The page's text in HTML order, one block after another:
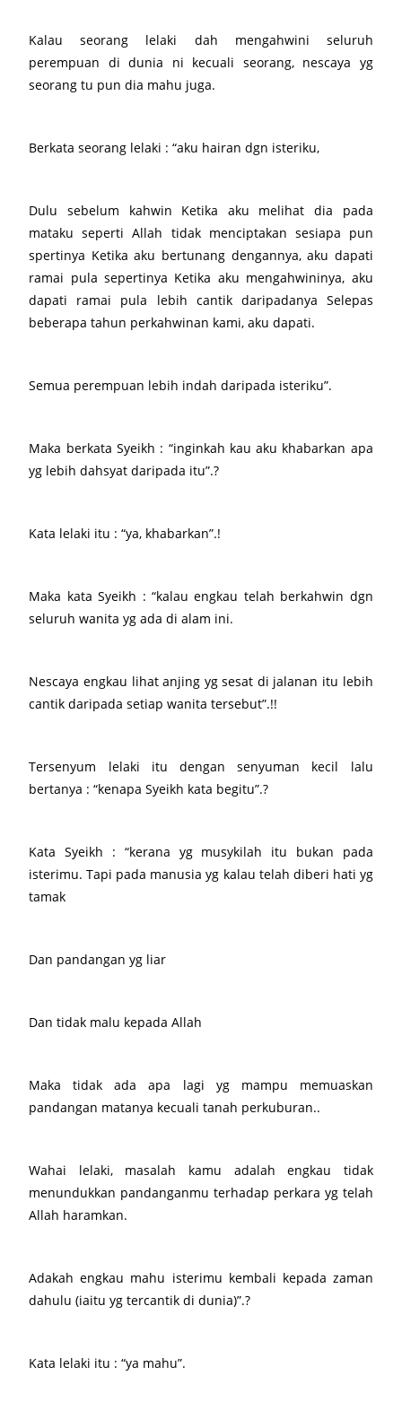
Kalau seorang lelaki dah mengahwini seluruh
perempuan di dunia ni kecuali seorang, nescaya yg
seorang tu pun dia mahu juga.
Berkata seorang lelaki : “aku hairan dgn isteriku,
Dulu sebelum kahwin Ketika aku melihat dia pada
mataku seperti Allah tidak menciptakan sesiapa pun
spertinya Ketika aku bertunang dengannya, aku dapati
ramai pula sepertinya Ketika aku mengahwininya, aku
dapati ramai pula lebih cantik daripadanya Selepas
beberapa tahun perkahwinan kami, aku dapati.
Semua perempuan lebih indah daripada isteriku”.
Maka berkata Syeikh : “inginkah kau aku khabarkan apa
yg lebih dahsyat daripada itu”.?
Kata lelaki itu : “ya, khabarkan”.!
Maka kata Syeikh : “kalau engkau telah berkahwin dgn
seluruh wanita yg ada di alam ini.
Nescaya engkau lihat anjing yg sesat di jalanan itu lebih
cantik daripada setiap wanita tersebut”.!!
Tersenyum lelaki itu dengan senyuman kecil lalu
bertanya : “kenapa Syeikh kata begitu”.?
Kata Syeikh : “kerana yg musykilah itu bukan pada
isterimu. Tapi pada manusia yg kalau telah diberi hati yg
tamak
Dan pandangan yg liar
Dan tidak malu kepada Allah
Maka tidak ada apa lagi yg mampu memuaskan
pandangan matanya kecuali tanah perkuburan..
Wahai lelaki, masalah kamu adalah engkau tidak
menundukkan pandanganmu terhadap perkara yg telah
Allah haramkan.
Adakah engkau mahu isterimu kembali kepada zaman
dahulu (iaitu yg tercantik di dunia)”.?
Kata lelaki itu : “ya mahu”.